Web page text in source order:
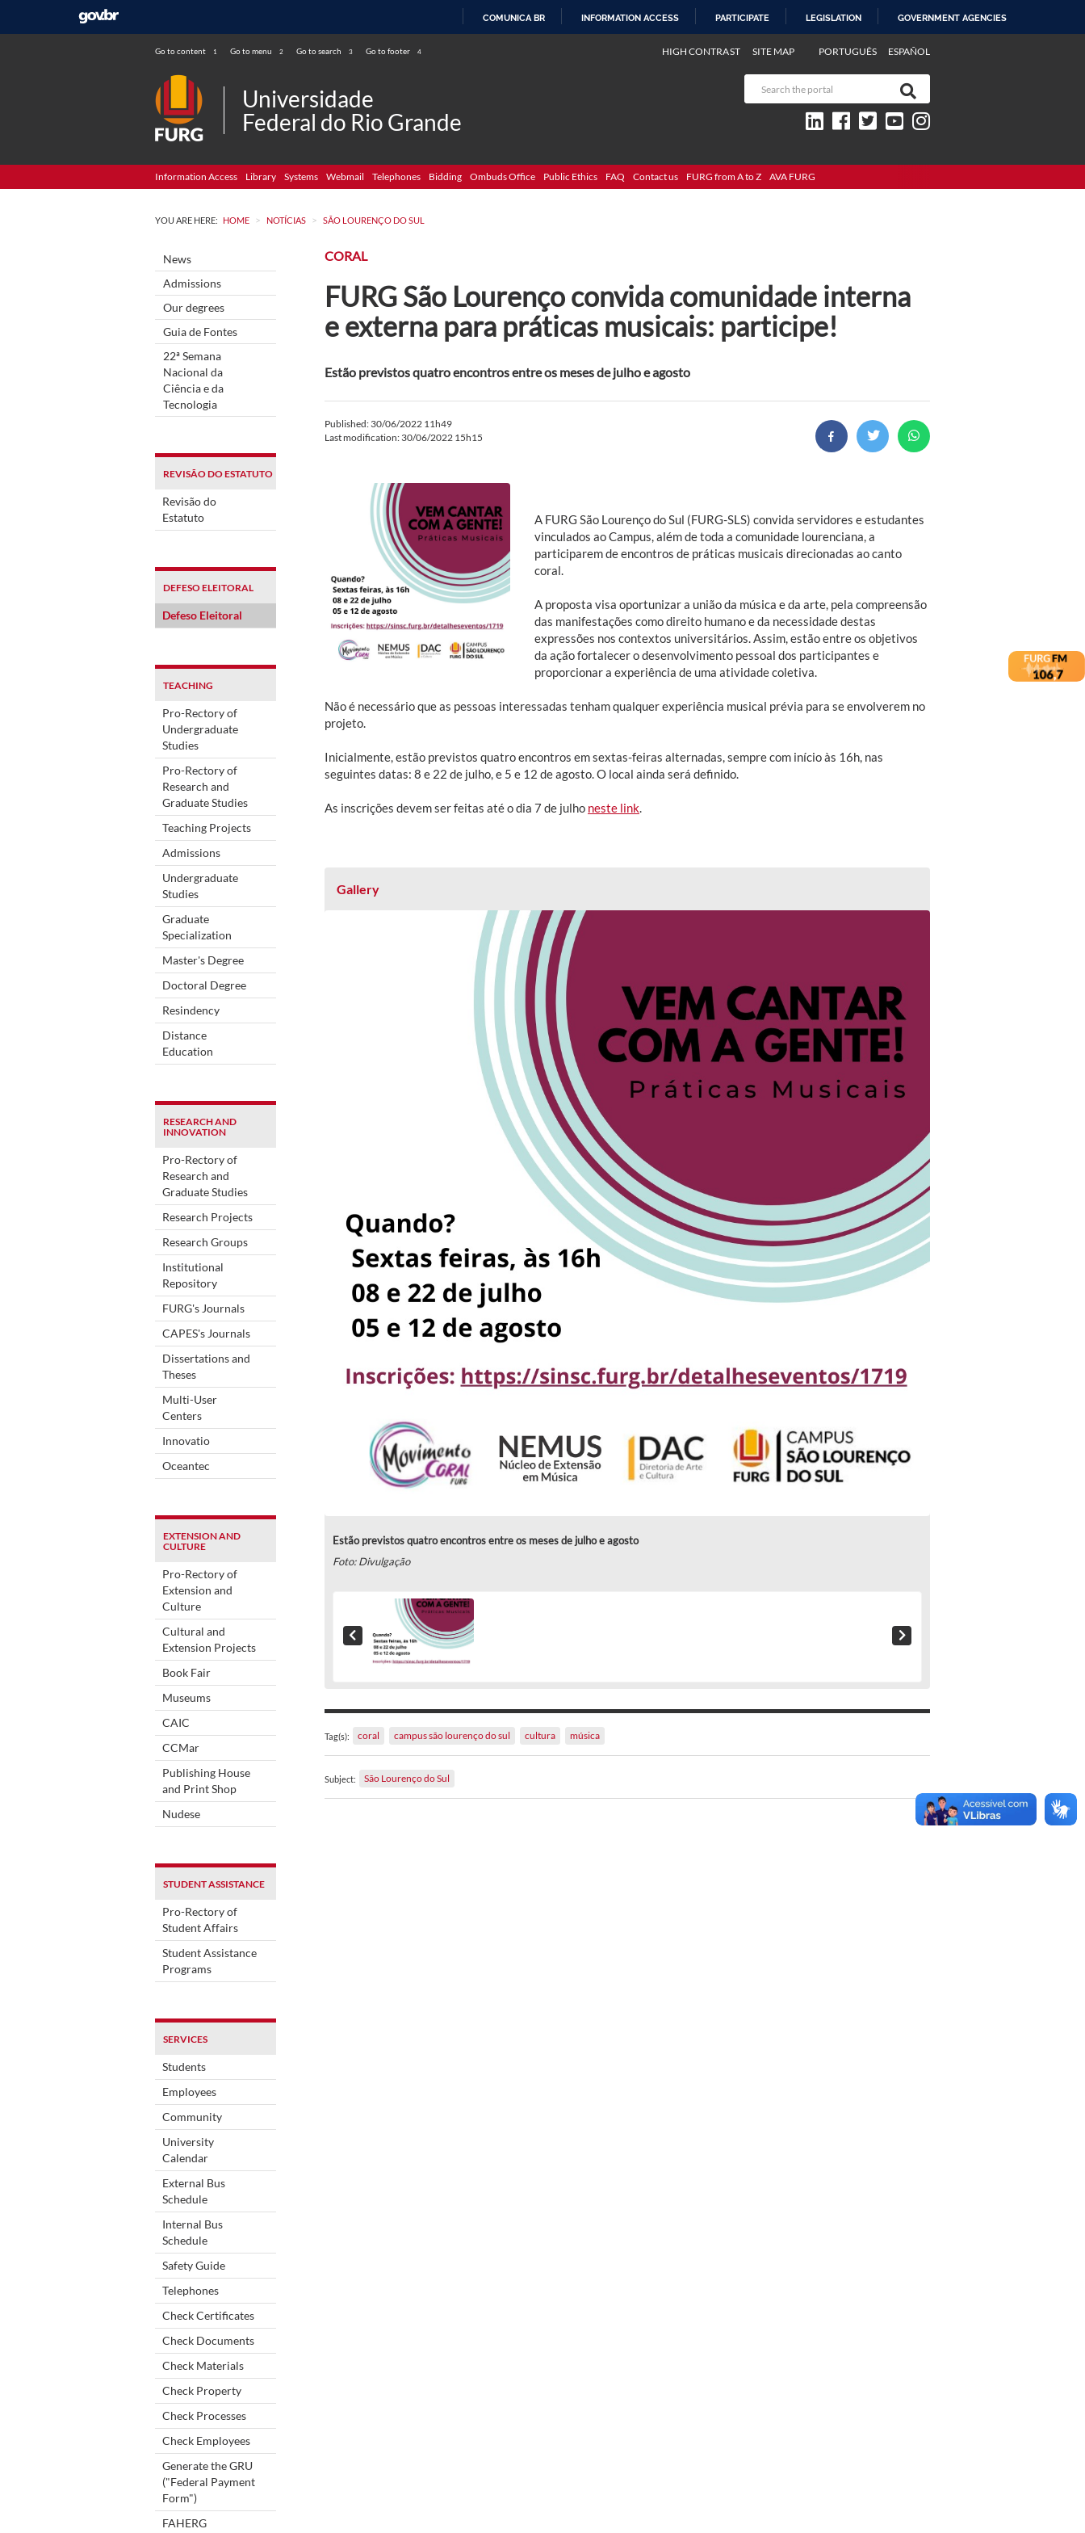
COMUNICA BR INFORMATION ACCESS PARTICIPATE LEGISLATION GOVERNMENT AGENCIES
Go to content 1 Go to menu 2 Go to search 3 Go to footer 4 PORTUGUÊS ESPAÑOL
HIGH CONTRAST SITE MAP
Universidade
Federal do Rio Grande
Information Access Library Systems Webmail Telephones Bidding Ombuds Office Public Ethics FAQ Contact us FURG from A to Z AVA FURG
YOU ARE HERE: HOME > NOTÍCIAS > SÃO LOURENÇO DO SUL
News
Admissions
Our degrees
Guia de Fontes
22ª Semana
Nacional da
Ciência e da
Tecnologia
REVISÃO DO ESTATUTO
Revisão do
Estatuto
DEFESO ELEITORAL
Defeso Eleitoral
TEACHING
Pro-Rectory of
Undergraduate
Studies
Pro-Rectory of
Research and
Graduate Studies
Teaching Projects
Admissions
Undergraduate
Studies
Graduate
Specialization
Master's Degree
Doctoral Degree
Resindency
Distance
Education
RESEARCH AND
INNOVATION
Pro-Rectory of
Research and
Graduate Studies
Research Projects
Research Groups
Institutional
Repository
FURG's Journals
CAPES's Journals
Dissertations and
Theses
Multi-User
Centers
Innovatio
Oceantec
EXTENSION AND
CULTURE
Pro-Rectory of
Extension and
Culture
Cultural and
Extension Projects
Book Fair
Museums
CAIC
CCMar
Publishing House
and Print Shop
Nudese
STUDENT ASSISTANCE
Pro-Rectory of
Student Affairs
Student Assistance
Programs
SERVICES
Students
Employees
Community
University
Calendar
External Bus
Schedule
Internal Bus
Schedule
Safety Guide
Telephones
Check Certificates
Check Documents
Check Materials
Check Property
Check Processes
Check Employees
Generate the GRU
("Federal Payment
Form")
FAHERG
CORAL
FURG São Lourenço convida comunidade interna
e externa para práticas musicais: participe!
Estão previstos quatro encontros entre os meses de julho e agosto
Published: 30/06/2022 11h49
Last modification: 30/06/2022 15h15
A FURG São Lourenço do Sul (FURG-SLS) convida servidores e estudantes
vinculados ao Campus, além de toda a comunidade lourenciana, a
participarem de encontros de práticas musicais direcionadas ao canto
coral.
A proposta visa oportunizar a união da música e da arte, pela compreensão
das manifestações como direito humano e da necessidade destas
expressões nos contextos universitários. Assim, estão entre os objetivos
da ação fortalecer o desenvolvimento pessoal dos participantes e
proporcionar a experiência de uma atividade coletiva.
Não é necessário que as pessoas interessadas tenham qualquer experiência musical prévia para se envolverem no
projeto.
Inicialmente, estão previstos quatro encontros em sextas-feiras alternadas, sempre com início às 16h, nas
seguintes datas: 8 e 22 de julho, e 5 e 12 de agosto. O local ainda será definido.
As inscrições devem ser feitas até o dia 7 de julho neste link
Gallery
Estão previstos quatro encontros entre os meses de julho e agosto
Foto: Divulgação
Tag(s): coral campus são lourenço do sul cultura música
Subject: São Lourenço do Sul